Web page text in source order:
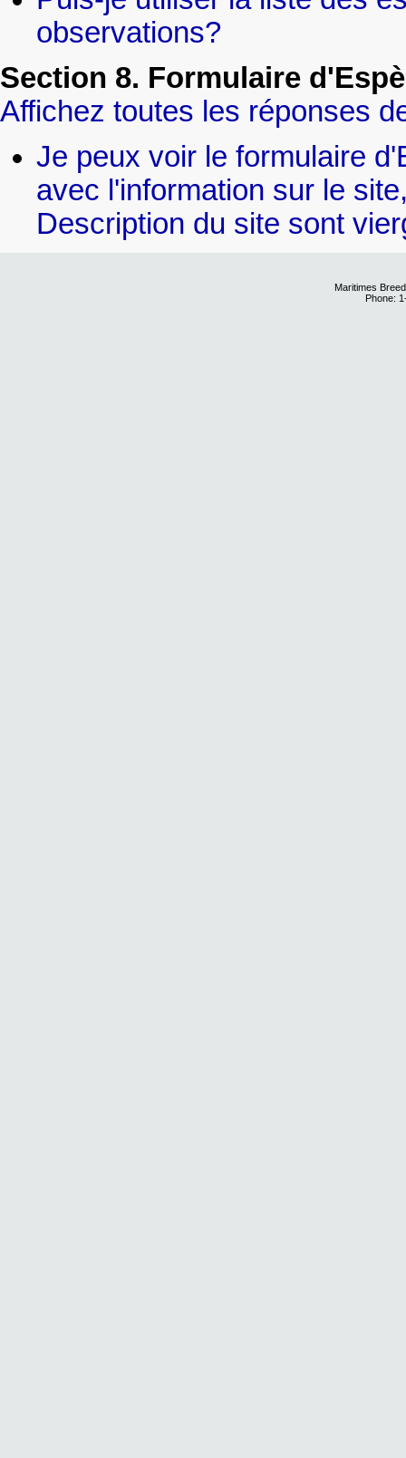
observations?
Section 8. Formulaire
Affichez toutes les réponses
Je peux voir le formulaire
avec l'information sur le
Description du site sont
Maritimes
Phone: